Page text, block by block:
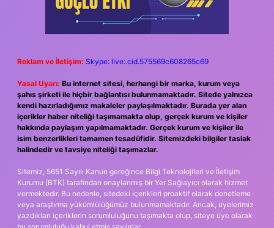
Reklam ve İletişim: Skype: live:.cid.575569c608265c69
Yasal Uyarı: Bu internet sitesi, herhangi bir marka, kurum veya
şahıs şirketi ile hiçbir bağlantısı bulunmamaktadır. Sitede yalnızca
kendi hazırladığımız makaleler paylaşılmaktadır. Burada yer alan
içerikler haber niteliği taşımamakta olup, gerçek kurum ve kişiler
hakkında paylaşım yapılmamaktadır. Gerçek kurum ve kişiler ile
isim benzerlikleri tamamen tesadüfidir. Sitemizdeki bilgiler taslak
halindedir ve tavsiye niteliği taşımazlar.
Sitemiz, 5651 Sayılı Kanun gereğince Bilgi Teknolojileri ve İletişim
Kurumu (BTK) tarafından onaylanmış bir Yer Sağlayıcı olarak hizmet
vermektedir. Bu nedenle, sitedeki içerikleri proaktif olarak denetleme
veya araştırma yükümlülüğümüz bulunmamaktadır. Ancak, üyelerimiz
yazdıkları içeriklerin sorumluluğunu taşımakta olup, siteye üye olarak